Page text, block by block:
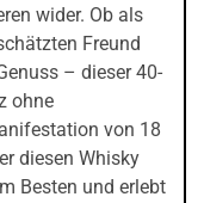
wider. Ob als
Freund
– dieser 40-
ohne
von 18
diesen Whisky
Besten und erlebt